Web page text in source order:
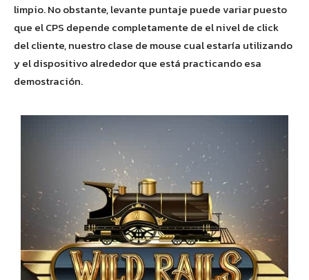
limpio. No obstante, levante puntaje puede variar puesto
que el CPS depende completamente de el nivel de click
del cliente, nuestro clase de mouse cual estaría utilizando
y el dispositivo alrededor que está practicando esa
demostración.